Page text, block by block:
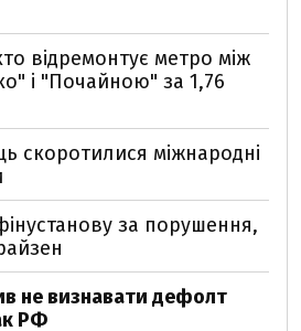
відремонтує метро між
і "Почайною" за 1,76
скоротилися міжнародні
за порушення,
не визнавати дефолт
РФ